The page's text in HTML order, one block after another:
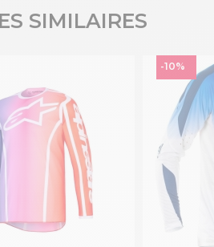
SIMILAIRES
-10%